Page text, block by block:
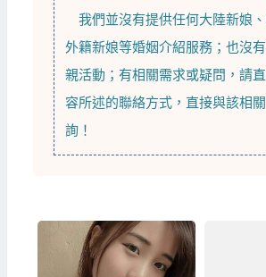
我們並沒有提供任何大陸新娘 、
外籍新娘等婚姻介紹服務；也沒
親活動；有相關需求或疑問，請
容所述的聯絡方式，直接與該相
詢！